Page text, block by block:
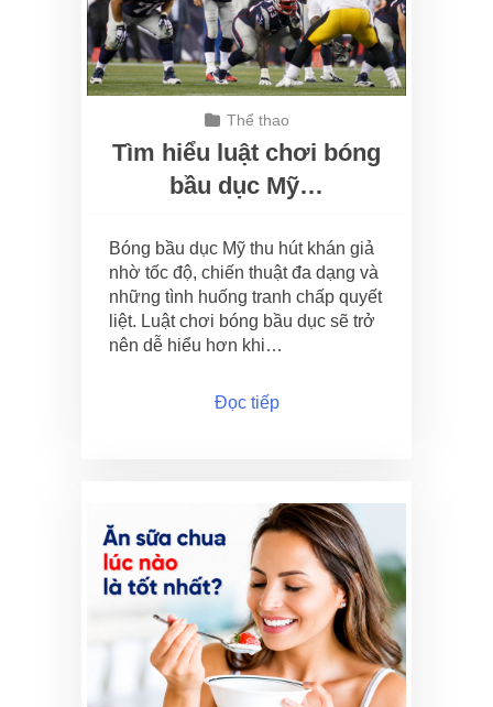
Thể thao
Tìm hiểu luật chơi bóng
bầu dục Mỹ…
Bóng bầu dục Mỹ thu hút khán giả
nhờ tốc độ, chiến thuật đa dạng và
những tình huống tranh chấp quyết
liệt. Luật chơi bóng bầu dục sẽ trở
nên dễ hiểu hơn khi…
Đọc tiếp